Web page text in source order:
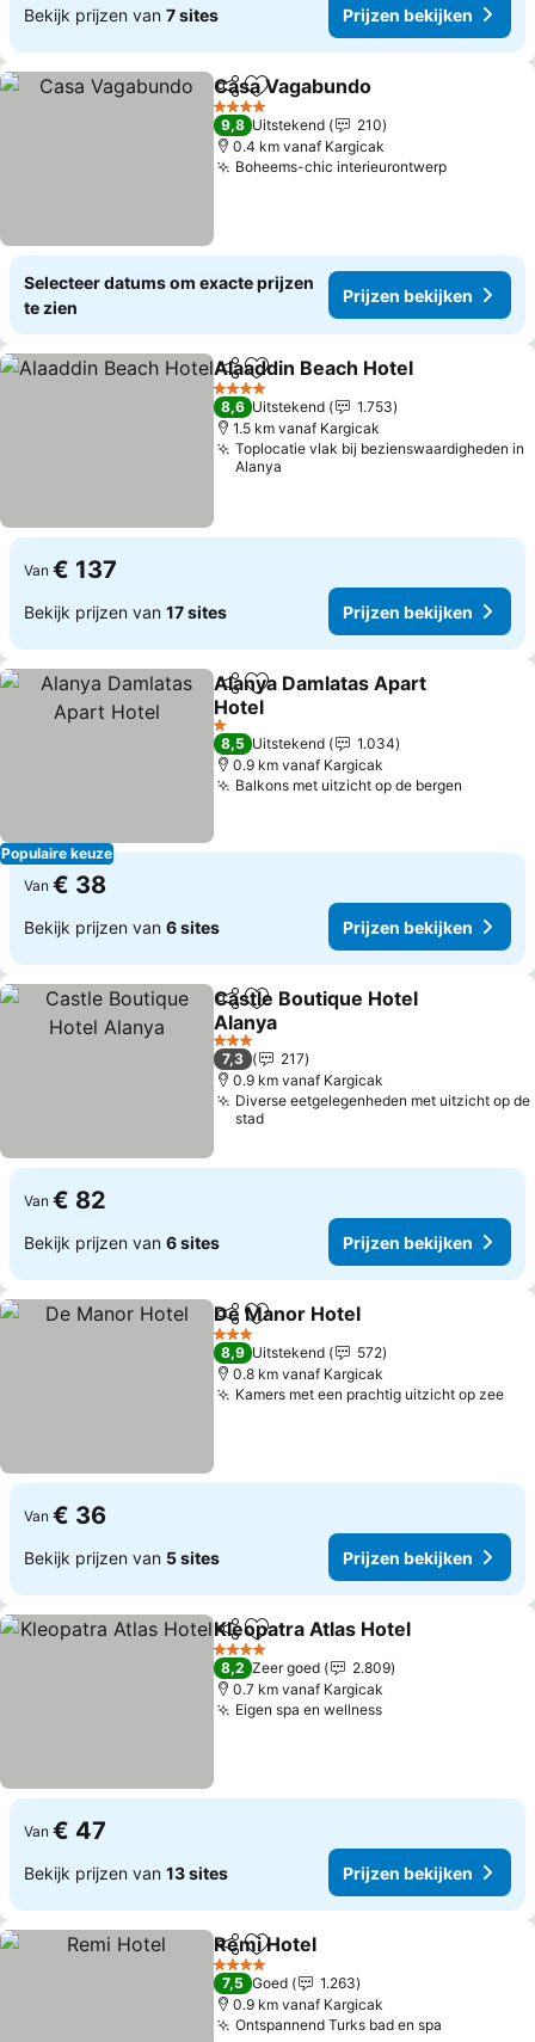
Bekijk prijzen van 7 sites Prijzen bekijken
DelenToevoegen aan favorieten
Casa Vagabundo
4 Sterren
9,8 Uitstekend
210
0.4 km vanaf Kargicak
Boheems-chic interieurontwerp
Selecteer datums om exacte prijzen
te zien
Prijzen bekijken
DelenToevoegen aan favorieten
Alaaddin Beach Hotel
4 Sterren
8,6 Uitstekend
1.753
1.5 km vanaf Kargicak
Toplocatie vlak bij bezienswaardigheden in
Alanya
Van € 137
Bekijk prijzen van 17 sites Prijzen bekijken
Populaire keuze
DelenToevoegen aan favorieten
Alanya Damlatas Apart
Hotel
1 Sterren
8,5 Uitstekend
1.034
0.9 km vanaf Kargicak
Balkons met uitzicht op de bergen
Van € 38
Bekijk prijzen van 6 sites Prijzen bekijken
DelenToevoegen aan favorieten
Castle Boutique Hotel
Alanya
3 Sterren
7,3
217
0.9 km vanaf Kargicak
Diverse eetgelegenheden met uitzicht op de
stad
Van € 82
Bekijk prijzen van 6 sites Prijzen bekijken
DelenToevoegen aan favorieten
De Manor Hotel
3 Sterren
8,9 Uitstekend
572
0.8 km vanaf Kargicak
Kamers met een prachtig uitzicht op zee
Van € 36
Bekijk prijzen van 5 sites Prijzen bekijken
DelenToevoegen aan favorieten
Kleopatra Atlas Hotel
4 Sterren
8,2 Zeer goed
2.809
0.7 km vanaf Kargicak
Eigen spa en wellness
Van € 47
Bekijk prijzen van 13 sites Prijzen bekijken
DelenToevoegen aan favorieten
Remi Hotel
4 Sterren
7,5 Goed
1.263
0.9 km vanaf Kargicak
Ontspannend Turks bad en spa